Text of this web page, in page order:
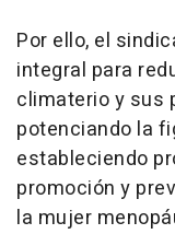
Por ello, el
integral para
climaterio y sus
potenciando la
estableciendo
promoción y
la mujer